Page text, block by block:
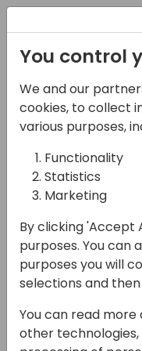
22-05-2025
Business
Service
16:45 - 17:30
Back to
You control
We and our
cookies, to collect
various purposes,
Functionality
Statistics
Marketing
By clicking 'Accept
purposes. You can
purposes you will
selections and
You can read more
other